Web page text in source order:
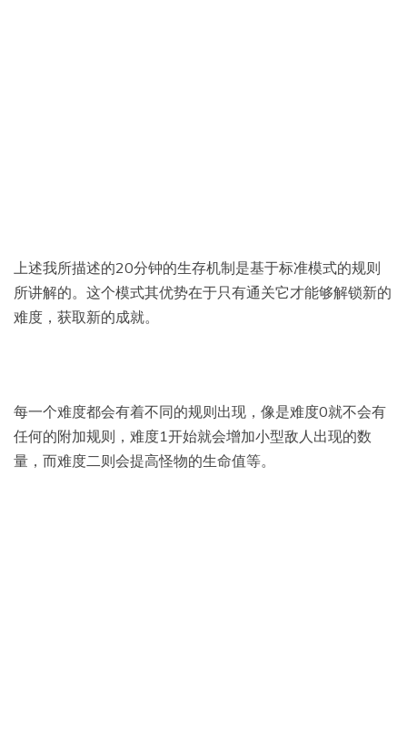
上述我所描述的20分钟的生存机制是基于标准模式的规则
所讲解的。这个模式其优势在于只有通关它才能够解锁新的
难度，获取新的成就。
每一个难度都会有着不同的规则出现，像是难度0就不会有
任何的附加规则，难度1开始就会增加小型敌人出现的数
量，而难度二则会提高怪物的生命值等。